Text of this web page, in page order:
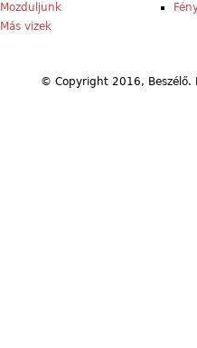
Mozduljunk
Más vizek
© Copyright 2016,